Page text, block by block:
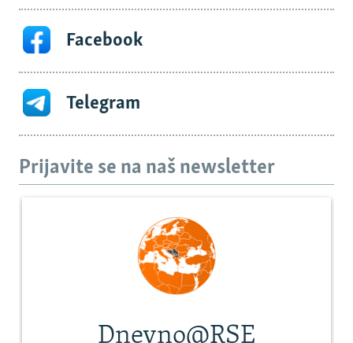
Facebook
Telegram
Prijavite se na naš newsletter